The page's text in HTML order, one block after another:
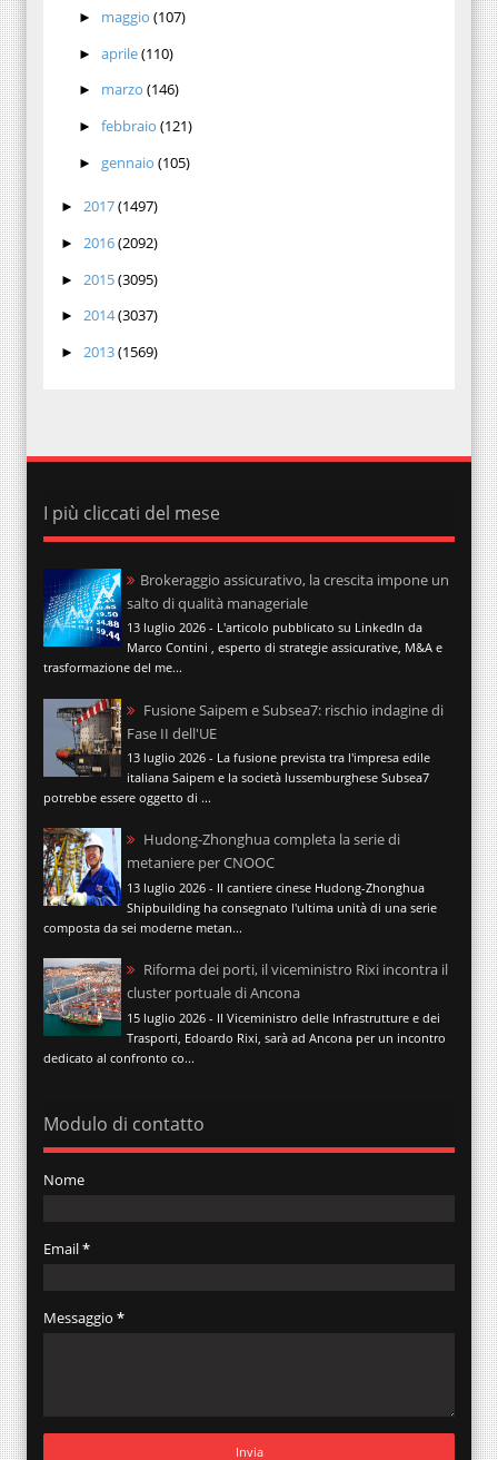
► maggio (107)
► aprile(110)
► marzo (146)
► febbraio (121)
► gennaio (105)
► 2017(1497)
► 2016(2092)
► 2015(3095)
► 2014(3037)
► 2013(1569)
I più cliccati del mese
Brokeraggio assicurativo, la crescita impone un
salto di qualità manageriale
13 luglio 2026 - L'articolo pubblicato su LinkedIn da
Marco Contini , esperto di strategie assicurative, M&A e
trasformazione del me...
Fusione Saipem e Subsea7: rischio indagine di
Fase II dell'UE
13 luglio 2026 - La fusione prevista tra l'impresa edile
italiana Saipem e la società lussemburghese Subsea7
potrebbe essere oggetto di ...
Hudong-Zhonghua completa la serie di
metaniere per CNOOC
13 luglio 2026 - Il cantiere cinese Hudong-Zhonghua
Shipbuilding ha consegnato l'ultima unità di una serie
composta da sei moderne metan...
Riforma dei porti, il viceministro Rixi incontra il
cluster portuale di Ancona
15 luglio 2026 - Il Viceministro delle Infrastrutture e dei
Trasporti, Edoardo Rixi, sarà ad Ancona per un incontro
dedicato al confronto co...
Modulo di contatto
Nome
Email*
Messaggio *